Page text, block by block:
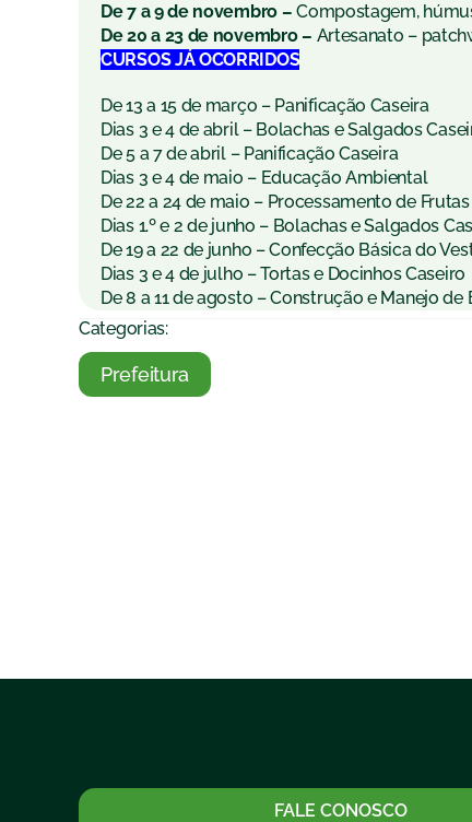
De 7 a 9 de novembro – Compostagem,
De 20 a 23 de novembro – Artesanato –
CURSOS JÁ OCORRIDOS
De 13 a 15 de março – Panificação Caseira
Dias 3 e 4 de abril – Bolachas e Salgados
De 5 a 7 de abril – Panificação Caseira
Dias 3 e 4 de maio – Educação Ambiental
De 22 a 24 de maio – Processamento de Frutas
Dias 1.º e 2 de junho – Bolachas e Salgados
De 19 a 22 de junho – Confecção Básica do
Dias 3 e 4 de julho – Tortas e Docinhos Caseiro
De 8 a 11 de agosto – Construção e Manejo de
Categorias:
Prefeitura
FALE CONOSCO